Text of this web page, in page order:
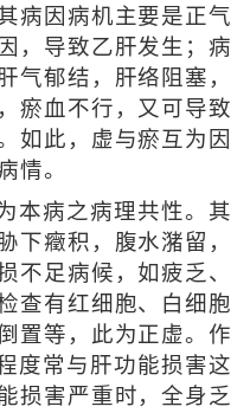
病因病机主要是正气
，导致乙肝发生；病
气郁结，肝络阻塞，
瘀血不行，又可导致
如此，虚与瘀互为因
情。
本病之病理共性。其
下癥积，腹水潴留，
不足病候，如疲乏、
查有红细胞、白细胞
置等，此为正虚。作
度常与肝功能损害这
损害严重时，全身乏